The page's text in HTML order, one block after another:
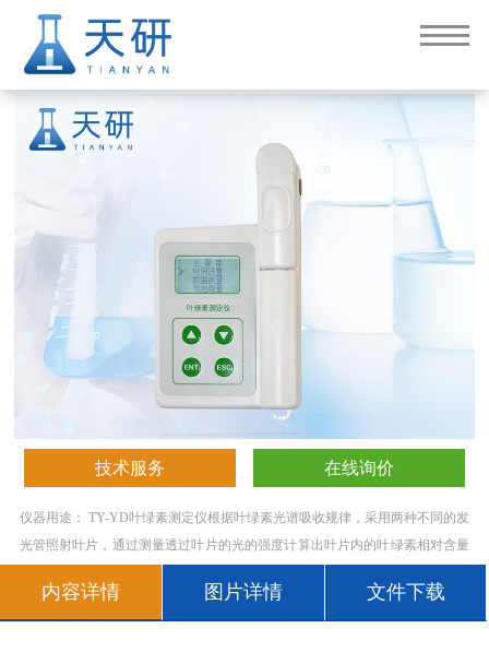
叶绿素测定仪（TY-YD）
技术服务 在线询价
仪器用途： TY-YD叶绿素测定仪根据叶绿素光谱吸收规律，采用两种不同的发
光管照射叶片，通过测量透过叶片的光的强度计算出叶片内的叶绿素相对含量
于农业、林业、植物等科学研究和生产指导。 仪器特点：
内容详情 图片详情 文件下载